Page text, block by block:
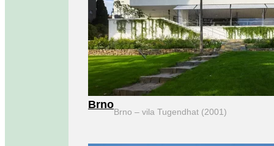
Brno
Brno – vila Tugendhat (2001)